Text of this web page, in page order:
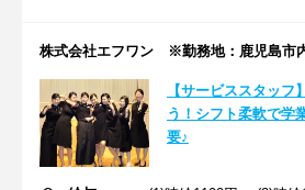
株式会社エフワン ※勤務地：鹿児島市
【サービススタッフ
う！シフト柔軟で学
要♪